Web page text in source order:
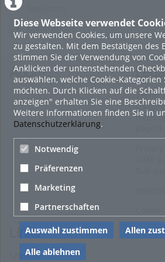
Diese Webseite verwendet
Wir verwenden Cookies, um unsere
zu gestalten. Mit dem Bestätigen des
stimmen Sie der Verwendung von
Anklicken der untenstehenden
auswählen, welche Cookie-Kategorien
möchten. Durch Klicken auf die
anzeigen" erhalten Sie eine
Weitere Informationen finden Sie in
Datenschutzerklärung.
Notwendig
Präferenzen
Marketing
Partnerschaften
Auswahl zustimmen
Allen
Alle ablehnen
Kommentare
About
Terms
Usage
Links
Sitemap